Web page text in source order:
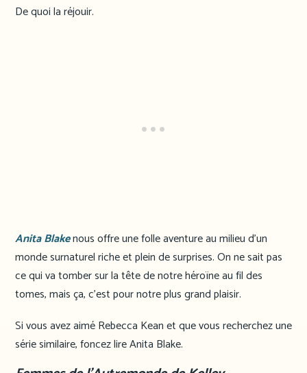
De quoi la réjouir.
Anita Blakenous offre une folle aventure au milieu d’un
monde surnaturel riche et plein de surprises. On ne sait pas
ce qui va tomber sur la tête de notre héroïne au fil des
tomes, mais ça, c’est pour notre plus grand plaisir.
Si vous avez aimé Rebecca Kean et que vous recherchez une
série similaire, foncez lire Anita Blake.